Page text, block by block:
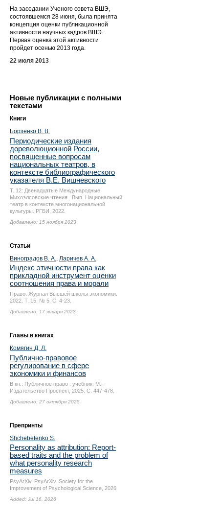
На заседании Ученого совета ВШЭ,
состоявшемся 28 июня, была принята
концепция оценки публикационной
активности научных кадров ВШЭ.
Первая оценка этой активности
пройдет осенью 2013 года.
22 июля 2013
Новые публикации с полными
текстами
Книги
Борзенко В. В.
Периодические издания
дореволюционной России,
посвященные вопросам
национальных театров, в
контексте библиографического
указателя В.Е. Вишневского
Т. 12: Двенадцатые Международные
Михоэлсовские чтения.. Вып. Национальный
театр в контексте многонациональной
культуры. РГБИ, 2022.
Добавлено: 15 ноября 2023
Статьи
Виноградов В. А.
Ларичев А. А.
Индекс этичности права как
прикладной инструмент оценки
соотношения права и морали
Право. Журнал Высшей школы экономики.
2022. Т. 15. № 5. С. 4-23.
Добавлено: 17 января 2023
Главы в книгах
Комягин Д. Л.
Публично-правовое
регулирование в сфере
экономики и финансов
В кн.: Публичное право : учебник. М.:
Издательство Проспект, 2025. С. 447-478.
Добавлено: 27 октября 2025
Препринты
Shchebetenko S.
Personality as attribution: Report-
based traits and the problem of
what personality research
measures
PsyArXiv. PsyArXiv. Society for the
Improvement of Psychological Science, 2026
Added: Jul 16, 2026